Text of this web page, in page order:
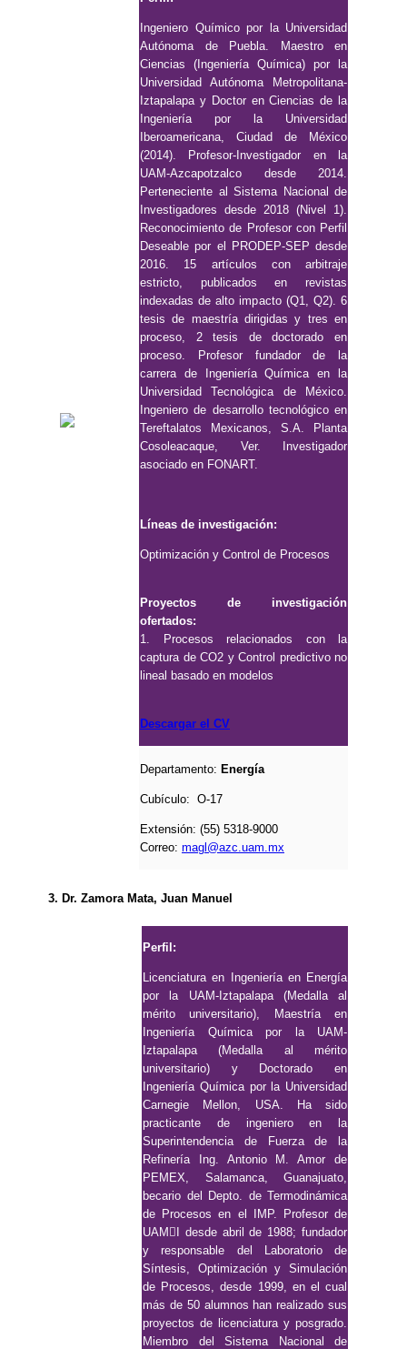
Ingeniero Químico por la Universidad
Autónoma de Puebla. Maestro en
Ciencias (Ingeniería Química) por la
Universidad Autónoma Metropolitana-
Iztapalapa y Doctor en Ciencias de la
Ingeniería por la Universidad
Iberoamericana, Ciudad de México
(2014). Profesor-Investigador en la
UAM-Azcapotzalco desde 2014.
Perteneciente al Sistema Nacional de
Investigadores desde 2018 (Nivel 1).
Reconocimiento de Profesor con Perfil
Deseable por el PRODEP-SEP desde
2016. 15 artículos con arbitraje
estricto, publicados en revistas
indexadas de alto impacto (Q1, Q2). 6
tesis de maestría dirigidas y tres en
proceso, 2 tesis de doctorado en
proceso. Profesor fundador de la
carrera de Ingeniería Química en la
Universidad Tecnológica de México.
Ingeniero de desarrollo tecnológico en
Tereftalatos Mexicanos, S.A. Planta
Cosoleacaque, Ver. Investigador
asociado en FONART.
Líneas de investigación:
Optimización y Control de Procesos
Proyectos de investigación
ofertados:
1. Procesos relacionados con la
captura de CO2 y Control predictivo no
lineal basado en modelos
Descargar el CV
Departamento: Energía
Cubículo: O-17
Extensión: (55) 5318-9000
Correo: magl@azc.uam.mx
3. Dr. Zamora Mata, Juan Manuel
Perfil:
Licenciatura en Ingeniería en Energía
por la UAM-Iztapalapa (Medalla al
mérito universitario), Maestría en
Ingeniería Química por la UAM-
Iztapalapa (Medalla al mérito
universitario) y Doctorado en
Ingeniería Química por la Universidad
Carnegie Mellon, USA. Ha sido
practicante de ingeniero en la
Superintendencia de Fuerza de la
Refinería Ing. Antonio M. Amor de
PEMEX, Salamanca, Guanajuato,
becario del Depto. de Termodinámica
de Procesos en el IMP. Profesor de
UAMI desde abril de 1988; fundador
y responsable del Laboratorio de
Síntesis, Optimización y Simulación
de Procesos, desde 1999, en el cual
más de 50 alumnos han realizado sus
proyectos de licenciatura y posgrado.
Miembro del Sistema Nacional de